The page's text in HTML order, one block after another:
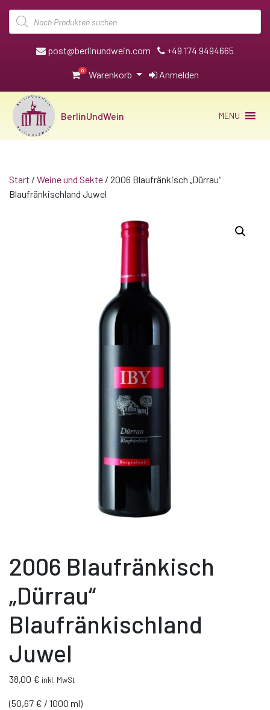
Products
search
post@berlinundwein.com +49 174 9494665
0 Warenkorb Anmelden
BerlinUndWein MENU
Start / Weine und Sekte / 2006 Blaufränkisch „Dürrau“
Blaufränkischland Juwel
2006 Blaufränkisch
„Dürrau“
Blaufränkischland
Juwel
38,00 € inkl. MwSt
(50,67 € / 1000 ml)